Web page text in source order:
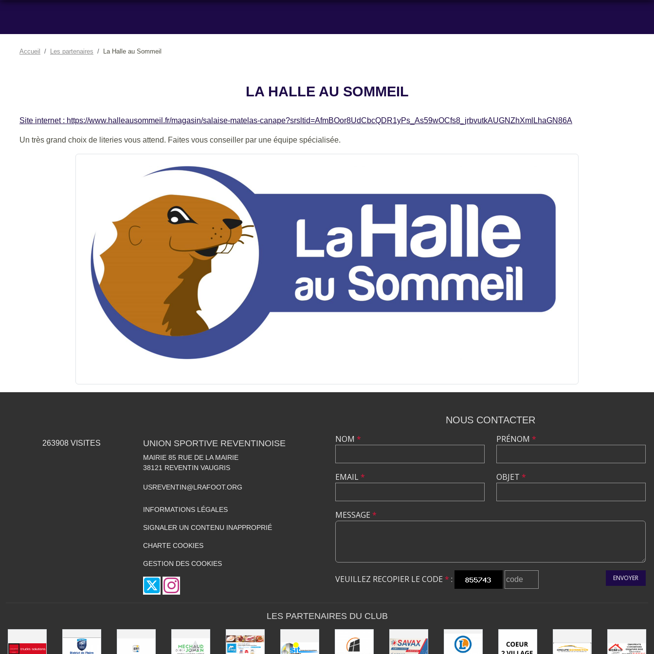
Accueil Les partenaires La Halle au Sommeil
LA HALLE AU SOMMEIL
Site internet : https://www.halleausommeil.fr/magasin/salaise-matelas-canape?srsltid=AfmBOor8UdCbcQDR1yPs_As59wOCfs8_jrbvutkAUGNZhXmlLhaGN86A
Un très grand choix de literies vous attend. Faites vous conseiller par une équipe spécialisée.
263908 VISITES UNION SPORTIVE REVENTINOISE
MAIRIE 85 RUE DE LA MAIRIE
38121 REVENTIN VAUGRIS
USREVENTIN@LRAFOOT.ORG
INFORMATIONS LÉGALES
SIGNALER UN CONTENU INAPPROPRIÉ
CHARTE COOKIES
GESTION DES COOKIES
NOUS CONTACTER
NOM *
EMAIL*
PRÉNOM *
OBJET *
MESSAGE *
VEUILLEZ RECOPIER LE CODE * : ENVOYER
LES PARTENAIRES DU CLUB